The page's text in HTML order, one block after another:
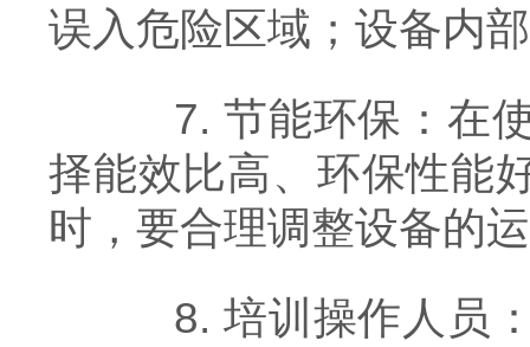
误入危险区域；设备内
7. 节能环保：在使
择能效比高、环保性能
时，要合理调整设备的
8. 培训操作人员：